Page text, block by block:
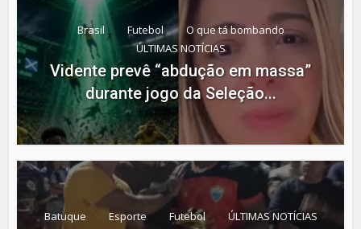
Brasil Futebol
O que tá bombando
ÚLTIMAS NOTÍCIAS
Vidente prevê “abdução em massa”
durante jogo da Seleção...
Batuque Esporte Futebol ÚLTIMAS NOTÍCIAS